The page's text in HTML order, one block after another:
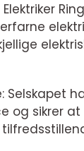
Selskapet
og sikrer